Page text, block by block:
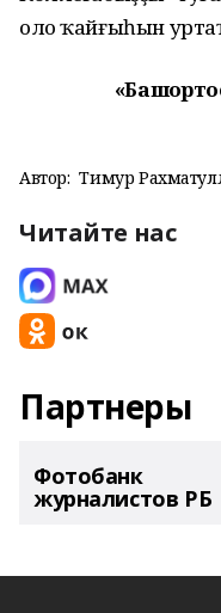
оло ҡайғыһын
Автор: Тимур
Читайте нас
Партнеры
Фотобанк
журналистов РБ